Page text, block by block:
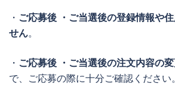
・ ご応募後 ・ご当選後の登録情報や
せん。
・ ご応募後 ・ご当選後の注文内容の
で、ご応募の際に十分ご確認ください。